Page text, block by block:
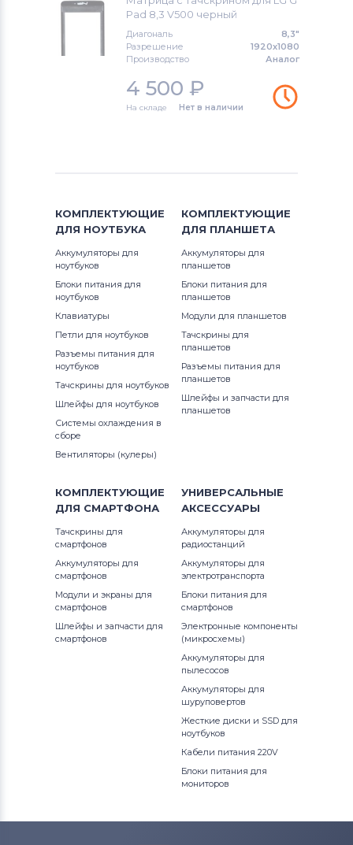
Модули для планшетовMSI
Модули для планшетов
Модули для планшетовApple
Модули для планшетовAmazon
Модули для планшетовToshiba
Модули для планшетовAcer
Модули для планшетов
Универсальный
Модули для планшетовAsus
Модули для планшетовEveryPad
Pad 8,3 V500 черный
Диагональ
8,3"
Разрешение
1920x1080
Производство
Аналог
4 500 ₽
На складе Нет в наличии
КОМПЛЕКТУЮЩИЕ
ДЛЯ НОУТБУКА
Аккумуляторы для
ноутбуков
Блоки питания для
ноутбуков
Клавиатуры
Петли для ноутбуков
Разъемы питания для
ноутбуков
Тачскрины для ноутбуков
Шлейфы для ноутбуков
Системы охлаждения в
сборе
Вентиляторы (кулеры)
КОМПЛЕКТУЮЩИЕ
ДЛЯ ПЛАНШЕТА
Аккумуляторы для
планшетов
Блоки питания для
планшетов
Модули для планшетов
Тачскрины для
планшетов
Разъемы питания для
планшетов
Шлейфы и запчасти для
планшетов
КОМПЛЕКТУЮЩИЕ
ДЛЯ СМАРТФОНА
Тачскрины для
смартфонов
Аккумуляторы для
смартфонов
Модули и экраны для
смартфонов
Шлейфы и запчасти для
смартфонов
УНИВЕРСАЛЬНЫЕ
АКСЕССУАРЫ
Аккумуляторы для
радиостанций
Аккумуляторы для
электротранспорта
Блоки питания для
смартфонов
Электронные компоненты
(микросхемы)
Аккумуляторы для
пылесосов
Аккумуляторы для
шуруповертов
Жесткие диски и SSD для
ноутбуков
Кабели питания 220V
Блоки питания для
мониторов